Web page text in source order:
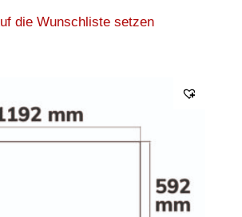
die Wunschliste setzen